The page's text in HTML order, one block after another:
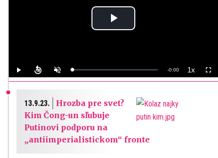
Play
Play UnmuteLoaded:
0%
Remaining
-0:00 1xPlayback
Rate
13.9.23.
Hrozba pre svet?
Kim Čong-un sľubuje
Putinovi podporu na
„antiimperialistickom“ fronte